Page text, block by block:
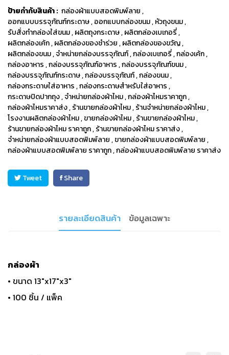
ป้ายกำกับสินค้า : กล่องผ้าแบบสอดพิมพ์ลาย,
ออกแบบบรรจุภัณฑ์กระดาษ,ออกแบบกล่องขนม,หัวถุงขนม,
รับสั่งทำกล่องใส่ขนม,ผลิตถุงกระดาษ,ผลิตกล่องเบเกอรี่,
ผลิตกล่องเค้ก,ผลิตกล่องของชำร่วย,ผลิตกล่องของขวัญ,
ผลิตกล่องขนม,จำหน่ายกล่องบรรจุภัณฑ์,กล่องเบเกอรี่,กล่องเค้ก,
กล่องอาหาร,กล่องบรรจุภัณฑ์อาหาร,กล่องบรรจุภัณฑ์ขนม,
กล่องบรรจุภัณฑ์กระดาษ,กล่องบรรจุภัณฑ์,กล่องขนม,
กล่องกระดาษใส่อาหาร,กล่องกระดาษสำหรับใส่อาหาร,
กระดาษปิดปากถุง,จำหน่ายกล่องผ้าไหม,กล่องผ้าไหมราคาถูก,
กล่องผ้าไหมราคาส่ง,ร้านขายกล่องผ้าไหม,ร้านจำหน่ายกล่องผ้าไหม,
โรงงานผลิตกล่องผ้าไหม,ขายกล่องผ้าไหม,ร้านขายกล่องผ้าไหม,
ร้านขายกล่องผ้าไหม ราคาถูก,ร้านขายกล่องผ้าไหม ราคาส่ง,
จำหน่ายกล่องผ้าแบบสอดพิมพ์ลาย,ขายกล่องผ้าแบบสอดพิมพ์ลาย,
กล่องผ้าแบบสอดพิมพ์ลาย ราคาถูก,กล่องผ้าแบบสอดพิมพ์ลาย ราคาส่ง
Tweet Share
รายละเอียดสินค้า ข้อมูลเฉพาะ
กล่องผ้า
• ขนาด 13"x17"x3"
• 100 ชิ้น / แพ็ค